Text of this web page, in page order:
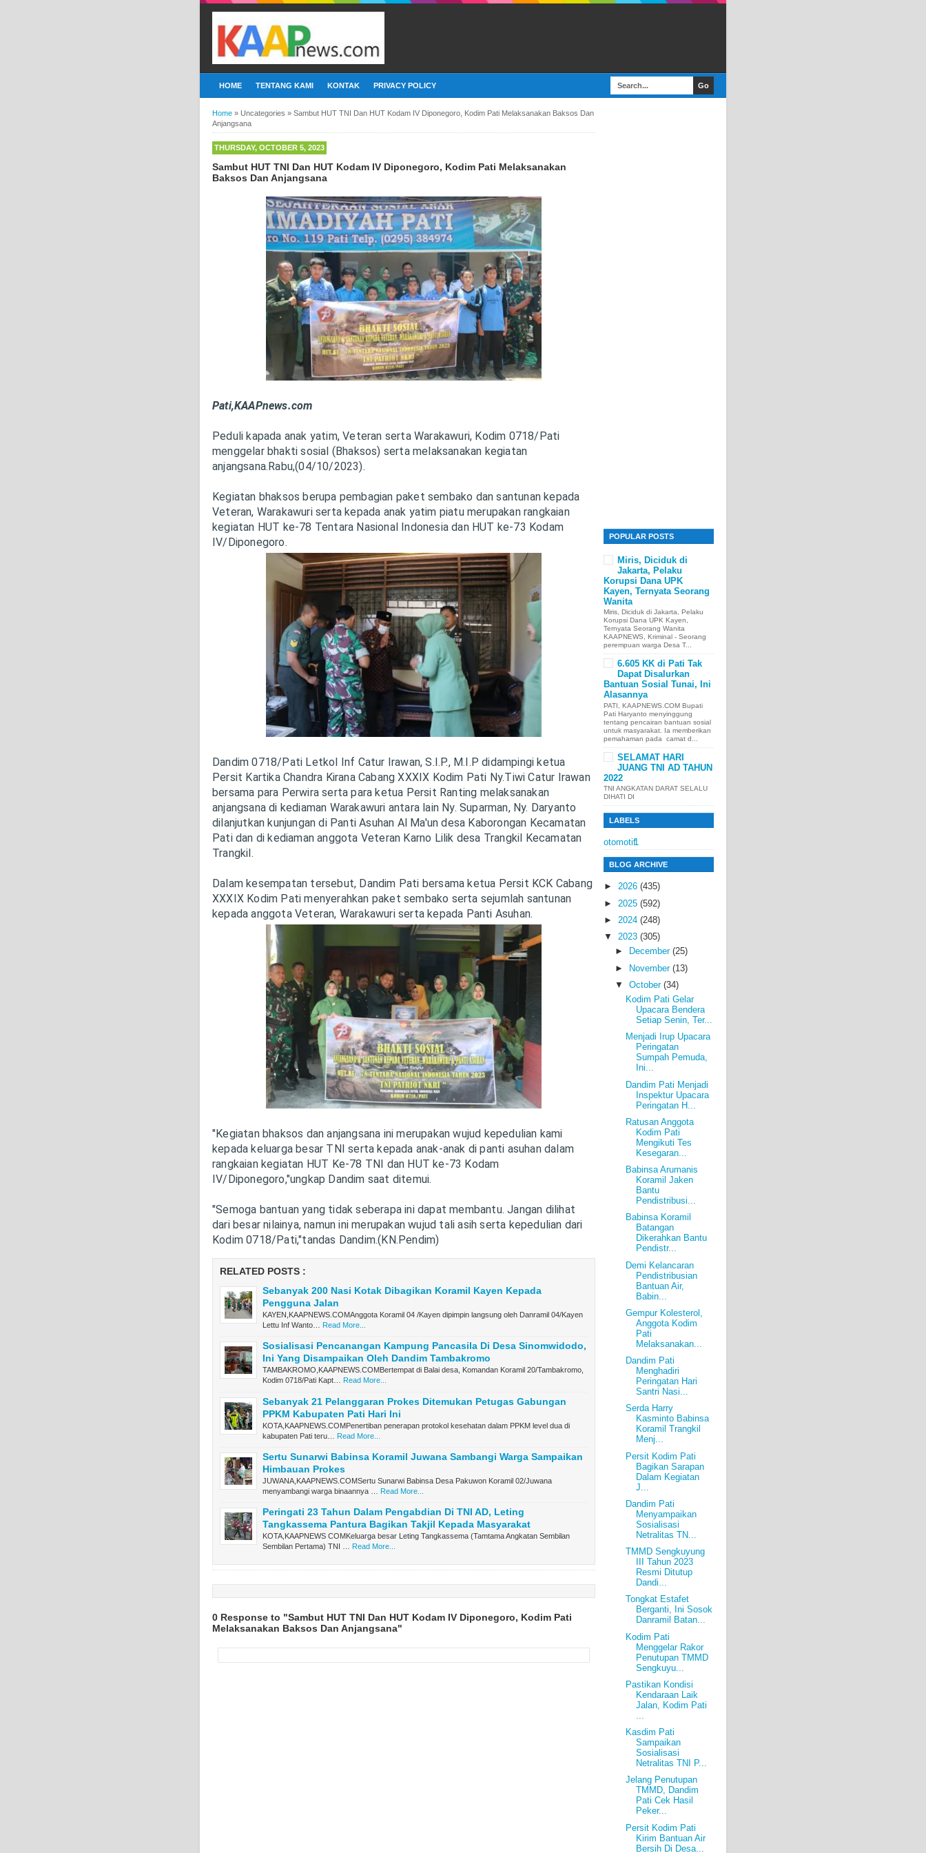
HOME TENTANG KAMI KONTAK PRIVACY POLICY
Home » Uncategories » Sambut HUT TNI Dan HUT Kodam IV Diponegoro, Kodim Pati Melaksanakan Baksos Dan
Anjangsana
THURSDAY, OCTOBER 5, 2023
Sambut HUT TNI Dan HUT Kodam IV Diponegoro, Kodim Pati Melaksanakan
Baksos Dan Anjangsana
Pati,KAAPnews.com
Peduli kapada anak yatim, Veteran serta Warakawuri, Kodim 0718/Pati
menggelar bhakti sosial (Bhaksos) serta melaksanakan kegiatan
anjangsana.Rabu,(04/10/2023).
Kegiatan bhaksos berupa pembagian paket sembako dan santunan kepada
Veteran, Warakawuri serta kepada anak yatim piatu merupakan rangkaian
kegiatan HUT ke-78 Tentara Nasional Indonesia dan HUT ke-73 Kodam
IV/Diponegoro.
Dandim 0718/Pati Letkol Inf Catur Irawan, S.I.P., M.I.P didampingi ketua
Persit Kartika Chandra Kirana Cabang XXXIX Kodim Pati Ny.Tiwi Catur Irawan
bersama para Perwira serta para ketua Persit Ranting melaksanakan
anjangsana di kediaman Warakawuri antara lain Ny. Suparman, Ny. Daryanto
dilanjutkan kunjungan di Panti Asuhan Al Ma'un desa Kaborongan Kecamatan
Pati dan di kediaman anggota Veteran Karno Lilik desa Trangkil Kecamatan
Trangkil.
Dalam kesempatan tersebut, Dandim Pati bersama ketua Persit KCK Cabang
XXXIX Kodim Pati menyerahkan paket sembako serta sejumlah santunan
kepada anggota Veteran, Warakawuri serta kepada Panti Asuhan.
"Kegiatan bhaksos dan anjangsana ini merupakan wujud kepedulian kami
kepada keluarga besar TNI serta kepada anak-anak di panti asuhan dalam
rangkaian kegiatan HUT Ke-78 TNI dan HUT ke-73 Kodam
IV/Diponegoro,"ungkap Dandim saat ditemui.
"Semoga bantuan yang tidak seberapa ini dapat membantu. Jangan dilihat
dari besar nilainya, namun ini merupakan wujud tali asih serta kepedulian dari
Kodim 0718/Pati,"tandas Dandim.(KN.Pendim)
RELATED POSTS :
Sebanyak 200 Nasi Kotak Dibagikan Koramil Kayen Kepada
Pengguna Jalan
KAYEN,KAAPNEWS.COMAnggota Koramil 04 /Kayen dipimpin langsung oleh Danramil 04/Kayen
Lettu Inf Wanto…
Read More...
Sosialisasi Pencanangan Kampung Pancasila Di Desa Sinomwidodo,
Ini Yang Disampaikan Oleh Dandim Tambakromo
TAMBAKROMO,KAAPNEWS.COMBertempat di Balai desa, Komandan Koramil 20/Tambakromo,
Kodim 0718/Pati Kapt… Read More...
Sebanyak 21 Pelanggaran Prokes Ditemukan Petugas Gabungan
PPKM Kabupaten Pati Hari Ini
KOTA,KAAPNEWS.COMPenertiban penerapan protokol kesehatan dalam PPKM level dua di
kabupaten Pati teru…
Read More...
Sertu Sunarwi Babinsa Koramil Juwana Sambangi Warga Sampaikan
Himbauan Prokes
JUWANA,KAAPNEWS.COMSertu Sunarwi Babinsa Desa Pakuwon Koramil 02/Juwana
menyambangi warga binaannya …
Read More...
Peringati 23 Tahun Dalam Pengabdian Di TNI AD, Leting
Tangkassema Pantura Bagikan Takjil Kepada Masyarakat
KOTA,KAAPNEWS COMKeluarga besar Leting Tangkassema (Tamtama Angkatan Sembilan
Sembilan Pertama) TNI …
Read More...
0 Response to "Sambut HUT TNI Dan HUT Kodam IV Diponegoro, Kodim Pati
Melaksanakan Baksos Dan Anjangsana"
POPULAR POSTS
Miris, Diciduk di
Jakarta, Pelaku
Korupsi Dana UPK
Kayen, Ternyata Seorang
Wanita
Miris, Diciduk di Jakarta, Pelaku
Korupsi Dana UPK Kayen,
Ternyata Seorang Wanita
KAAPNEWS, Kriminal - Seorang
perempuan warga Desa T...
6.605 KK di Pati Tak
Dapat Disalurkan
Bantuan Sosial Tunai, Ini
Alasannya
PATI, KAAPNEWS.COM Bupati
Pati Haryanto menyinggung
tentang pencairan bantuan sosial
untuk masyarakat. Ia memberikan
pemahaman pada camat d...
SELAMAT HARI
JUANG TNI AD TAHUN
2022
TNI ANGKATAN DARAT SELALU
DIHATI DI
LABELS
otomotif1
BLOG ARCHIVE
► 2026 (435)
► 2025 (592)
► 2024 (248)
▼ 2023 (305)
►
December (25)
► November (13)
▼ October (34)
Kodim Pati Gelar
Upacara Bendera
Setiap Senin, Ter...
Menjadi Irup Upacara
Peringatan
Sumpah Pemuda,
Ini...
Dandim Pati Menjadi
Inspektur Upacara
Peringatan H...
Ratusan Anggota
Kodim Pati
Mengikuti Tes
Kesegaran...
Babinsa Arumanis
Koramil Jaken
Bantu
Pendistribusi...
Babinsa Koramil
Batangan
Dikerahkan Bantu
Pendistr...
Demi Kelancaran
Pendistribusian
Bantuan Air,
Babin...
Gempur Kolesterol,
Anggota Kodim
Pati
Melaksanakan...
Dandim Pati
Menghadiri
Peringatan Hari
Santri Nasi...
Serda Harry
Kasminto Babinsa
Koramil Trangkil
Menj...
Persit Kodim Pati
Bagikan Sarapan
Dalam Kegiatan
J...
Dandim Pati
Menyampaikan
Sosialisasi
Netralitas TN...
TMMD Sengkuyung
III Tahun 2023
Resmi Ditutup
Dandi...
Tongkat Estafet
Berganti, Ini Sosok
Danramil Batan...
Kodim Pati
Menggelar Rakor
Penutupan TMMD
Sengkuyu...
Pastikan Kondisi
Kendaraan Laik
Jalan, Kodim Pati
Kasdim Pati
Sampaikan
Sosialisasi
Netralitas TNI P...
Jelang Penutupan
TMMD, Dandim
Pati Cek Hasil
Peker...
Persit Kodim Pati
Kirim Bantuan Air
Bersih Di Desa...